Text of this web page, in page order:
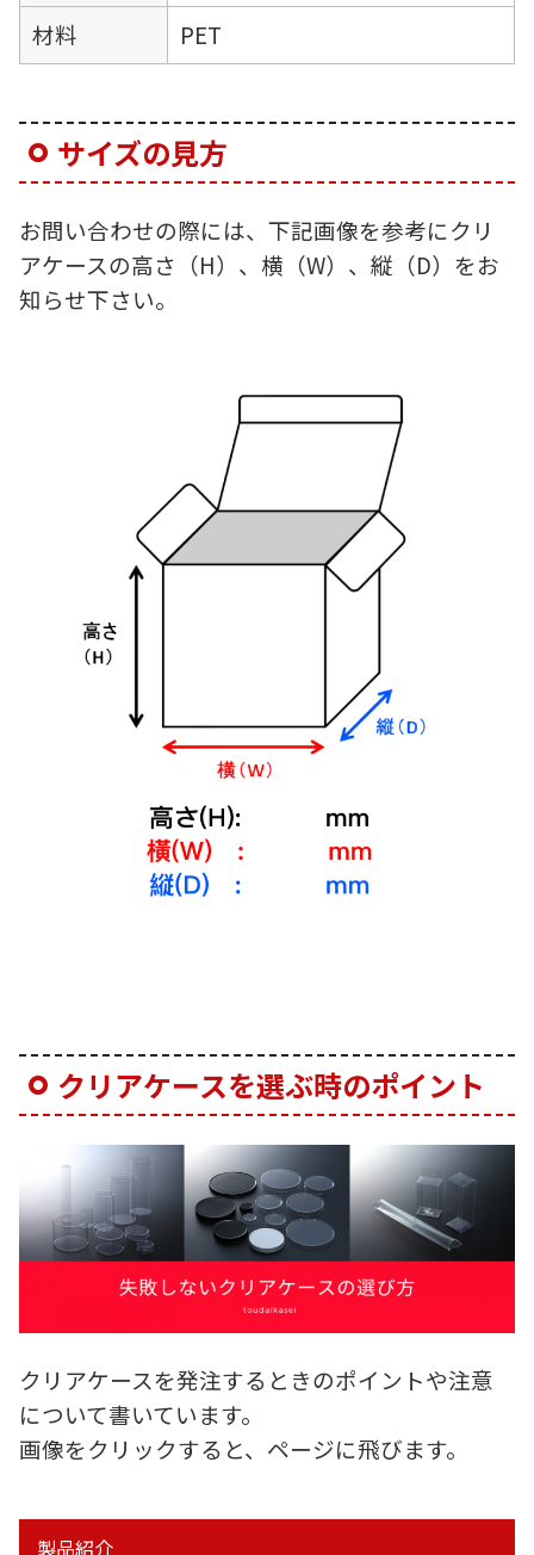
材料
PET
サイズの見方
お問い合わせの際には、下記画像を参考にクリ
アケースの高さ（H）、横（W）、縦（D）をお
知らせ下さい。
クリアケースを選ぶ時のポイント
クリアケースを発注するときのポイントや注意
について書いています。
画像をクリックすると、ページに飛びます。
製品紹介